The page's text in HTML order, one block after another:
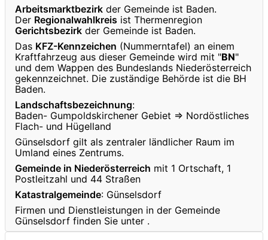
Arbeitsmarktbezirk der Gemeinde ist Baden.
Der Regionalwahlkreis ist Thermenregion
Gerichtsbezirk der Gemeinde ist Baden.
Das KFZ-Kennzeichen (Nummerntafel) an einem
Kraftfahrzeug aus dieser Gemeinde wird mit "BN"
und dem Wappen des Bundeslands Niederösterreich
gekennzeichnet. Die zuständige Behörde ist die BH
Baden.
Landschaftsbezeichnung:
Baden- Gumpoldskirchener Gebiet ⇒ Nordöstliches
Flach- und Hügelland
Günselsdorf gilt als zentraler ländlicher Raum im
Umland eines Zentrums.
Gemeinde in Niederösterreich mit 1 Ortschaft, 1
Postleitzahl und 44 Straßen
Katastralgemeinde: Günselsdorf
Firmen und Dienstleistungen in der Gemeinde
Günselsdorf finden Sie unter .